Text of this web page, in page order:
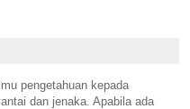
pengetahuan kepada
dan jenaka. Apabila ada